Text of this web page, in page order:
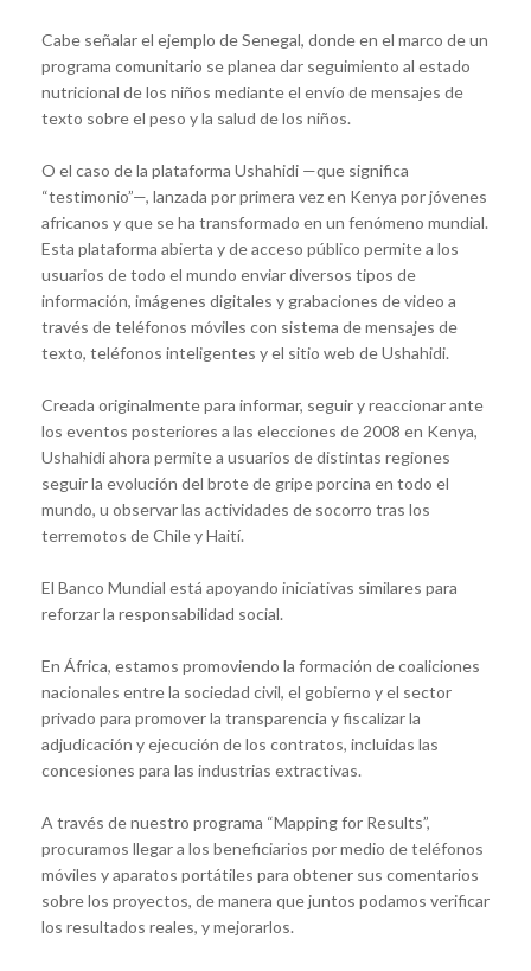
Cabe señalar el ejemplo de Senegal, donde en el marco de un
programa comunitario se planea dar seguimiento al estado
nutricional de los niños mediante el envío de mensajes de
texto sobre el peso y la salud de los niños.
O el caso de la plataforma Ushahidi —que significa
“testimonio”—, lanzada por primera vez en Kenya por jóvenes
africanos y que se ha transformado en un fenómeno mundial.
Esta plataforma abierta y de acceso público permite a los
usuarios de todo el mundo enviar diversos tipos de
información, imágenes digitales y grabaciones de video a
través de teléfonos móviles con sistema de mensajes de
texto, teléfonos inteligentes y el sitio web de Ushahidi.
Creada originalmente para informar, seguir y reaccionar ante
los eventos posteriores a las elecciones de 2008 en Kenya,
Ushahidi ahora permite a usuarios de distintas regiones
seguir la evolución del brote de gripe porcina en todo el
mundo, u observar las actividades de socorro tras los
terremotos de Chile y Haití.
El Banco Mundial está apoyando iniciativas similares para
reforzar la responsabilidad social.
En África, estamos promoviendo la formación de coaliciones
nacionales entre la sociedad civil, el gobierno y el sector
privado para promover la transparencia y fiscalizar la
adjudicación y ejecución de los contratos, incluidas las
concesiones para las industrias extractivas.
A través de nuestro programa “Mapping for Results”,
procuramos llegar a los beneficiarios por medio de teléfonos
móviles y aparatos portátiles para obtener sus comentarios
sobre los proyectos, de manera que juntos podamos verificar
los resultados reales, y mejorarlos.